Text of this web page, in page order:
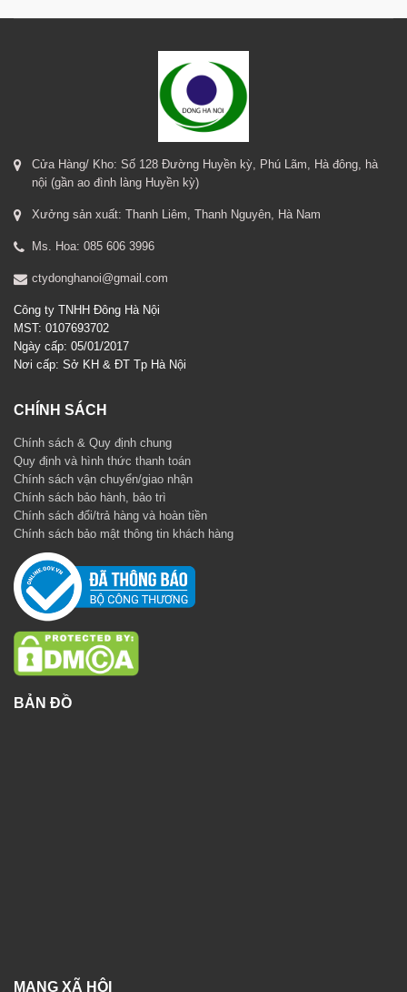
Cửa Hàng/ Kho: Số 128 Đường Huyền kỳ, Phú Lãm, Hà đông, hà
nội (gần ao đình làng Huyền kỳ)
Xưởng sản xuất: Thanh Liêm, Thanh Nguyên, Hà Nam
Ms. Hoa: 085 606 3996
ctydonghanoi@gmail.com
Công ty TNHH Đông Hà Nội
MST: 0107693702
Ngày cấp: 05/01/2017
Nơi cấp: Sở KH & ĐT Tp Hà Nội
CHÍNH SÁCH
Chính sách & Quy định chung
Quy định và hình thức thanh toán
Chính sách vận chuyển/giao nhận
Chính sách bảo hành, bảo trì
Chính sách đổi/trả hàng và hoàn tiền
Chính sách bảo mật thông tin khách hàng
BẢN ĐỒ
MẠNG XÃ HỘI